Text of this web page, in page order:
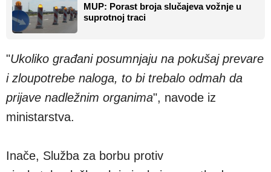
MUP: Porast broja slučajeva vožnje u
suprotnoj traci
"Ukoliko građani posumnjaju na pokušaj prevare
i zloupotrebe naloga, to bi trebalo odmah da
prijave nadležnim organima", navode iz
ministarstva.
Inače, Služba za borbu protiv